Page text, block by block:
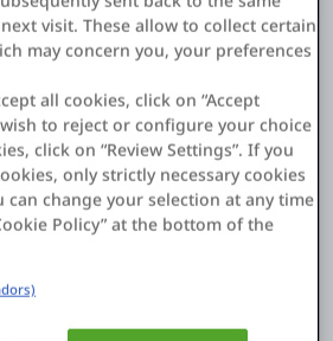
mit denen Sie schnell auf
reagieren können – damit Ihr
bereit ist, sich an neue
anzupassen.
visit. These allow to collect certain
may concern you, your preferences
all cookies, click on “Accept
to reject or configure your choice
click on “Review Settings”. If you
only strictly necessary cookies
can change your selection at any time
Policy” at the bottom of the